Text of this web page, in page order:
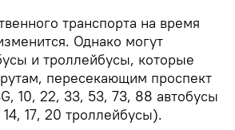
транспорта на время
Однако могут
и троллейбусы, которые
пересекающим проспект
10, 22, 33, 53, 73, 88 автобусы
17, 20 троллейбусы).